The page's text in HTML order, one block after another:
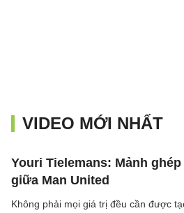
VIDEO MỚI NHẤT
Youri Tielemans: Mảnh
giữa Man United
Không phải mọi giá trị đều cần được